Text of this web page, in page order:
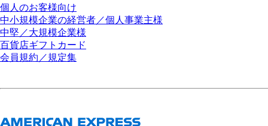
個人のお客様向け
中小規模企業の経営者／個人事業主様
中堅／大規模企業様
百貨店ギフトカード
会員規約／規定集